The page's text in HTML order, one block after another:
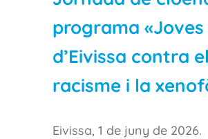
programa «Joves
d’Eivissa contra el
racisme i la
Eivissa, 1 de juny de 2026.